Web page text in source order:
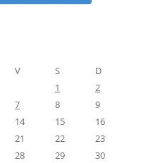
V S
D
1
2
7 8
9
14 15
16
21 22
23
28 29
30